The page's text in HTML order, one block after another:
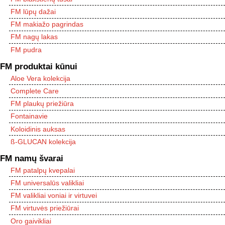
FM lūpų dažai
FM makiažo pagrindas
FM nagų lakas
FM pudra
FM produktai kūnui
Aloe Vera kolekcija
Complete Care
FM plaukų priežiūra
Fontainavie
Koloidinis auksas
ß-GLUCAN kolekcija
FM namų švarai
FM patalpų kvepalai
FM universalūs valikliai
FM valikliai voniai ir virtuvei
FM virtuvės priežiūrai
Oro gaivikliai